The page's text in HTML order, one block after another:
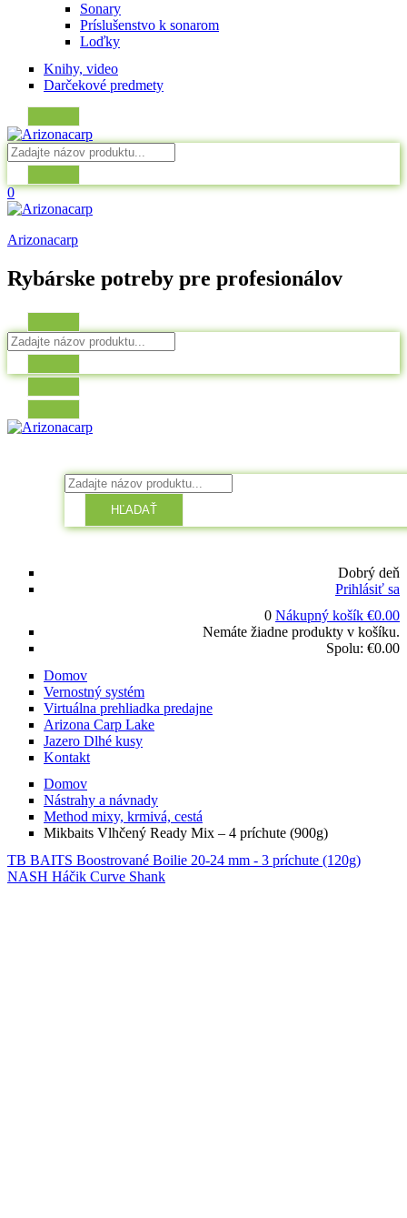
Sonary
Príslušenstvo k sonarom
Loďky
Knihy, video
Darčekové predmety
0
Arizonacarp
Rybárske potreby pre profesionálov
HĽADAŤ
Dobrý deň
Prihlásiť sa
0 Nákupný košík €0.00
Nemáte žiadne produkty v košíku.
Spolu: €0.00
Domov
Vernostný systém
Virtuálna prehliadka predajne
Arizona Carp Lake
Jazero Dlhé kusy
Kontakt
Domov
Nástrahy a návnady
Method mixy, krmivá, cestá
Mikbaits Vlhčený Ready Mix – 4 príchute (900g)
TB BAITS Boostrované Boilie 20-24 mm - 3 príchute (120g)
NASH Háčik Curve Shank